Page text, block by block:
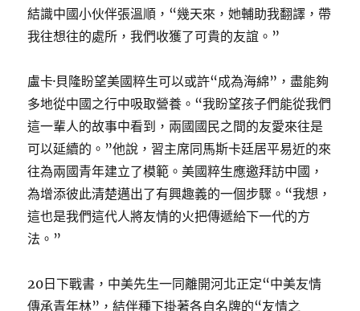
結識中國小伙伴張溫順，“幾天來，她輔助我翻譯，帶
我往想往的處所，我們收獲了可貴的友誼。”
盧卡·貝隆盼望美國粹生可以或許“成為海綿”，盡能夠
多地從中國之行中吸取營養。“我盼望孩子們能從我們
這一輩人的故事中看到，兩國國民之間的友愛來往是
可以延續的。”他說，習主席同馬斯卡廷居平易近的來
往為兩國青年建立了模範。美國粹生應邀拜訪中國，
為增添彼此清楚邁出了有興趣義的一個步驟。“我想，
這也是我們這代人將友情的火把傳遞給下一代的方
法。”
20日下戰書，中美先生一同離開河北正定“中美友情
傳承青年林”，結伴種下掛著各自名牌的“友情之